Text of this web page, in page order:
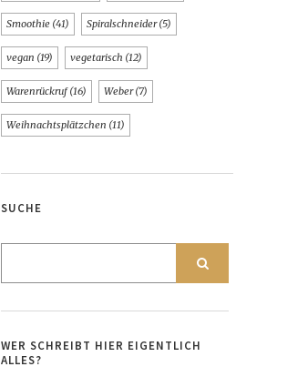
Smoothie (41) Spiralschneider(5)
vegan (19) vegetarisch (12)
Warenrückruf(16) Weber(7)
Weihnachtsplätzchen (11)
SUCHE
WER SCHREIBT HIER EIGENTLICH
ALLES?